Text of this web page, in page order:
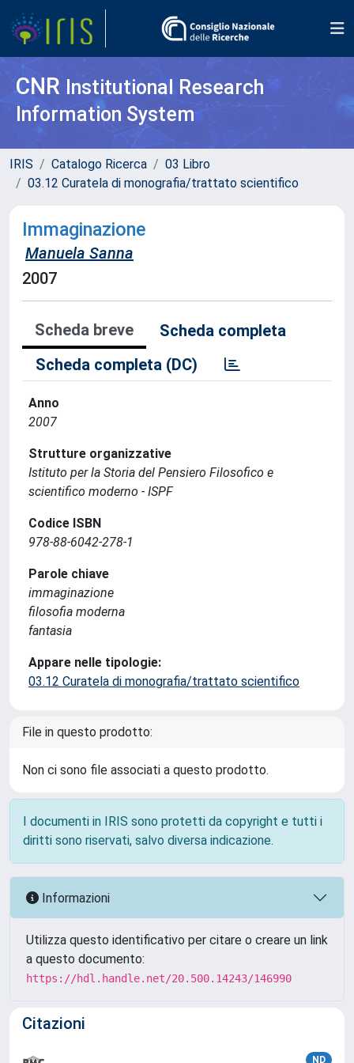
CNR Institutional Research
Information System
IRIS Catalogo Ricerca
03 Libro
03.12 Curatela di monografia/trattato scientifico
Immaginazione
Manuela Sanna
2007
Scheda breve
Scheda completa
Scheda completa (DC)
Anno
2007
Strutture organizzative
Istituto per la Storia del Pensiero Filosofico e
scientifico moderno - ISPF
Codice ISBN
978-88-6042-278-1
Parole chiave
immaginazione
filosofia moderna
fantasia
Appare nelle tipologie:
03.12 Curatela di monografia/trattato scientifico
File in questo prodotto:
Non ci sono file associati a questo prodotto.
I documenti in IRIS sono protetti da copyright e tutti i
diritti sono riservati, salvo diversa indicazione.
Informazioni
Utilizza questo identificativo per citare o creare un link
a questo documento:
https://hdl.handle.net/20.500.14243/146990
Citazioni
ND